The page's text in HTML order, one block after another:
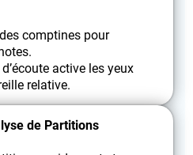
comptines pour
active les yeux
relative.
de Partitions